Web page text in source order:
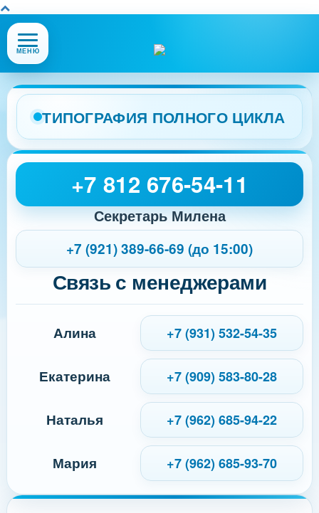
Открыть
или
меню
сайта
МЕНЮ
ТИПОГРАФИЯ ПОЛНОГО ЦИКЛА
+7 812 676-54-11
Секретарь Милена
+7 (921) 389-66-69 (до 15:00)
Связь с менеджерами
Алина +7 (931) 532-54-35
Екатерина +7 (909) 583-80-28
Наталья +7 (962) 685-94-22
Мария +7 (962) 685-93-70